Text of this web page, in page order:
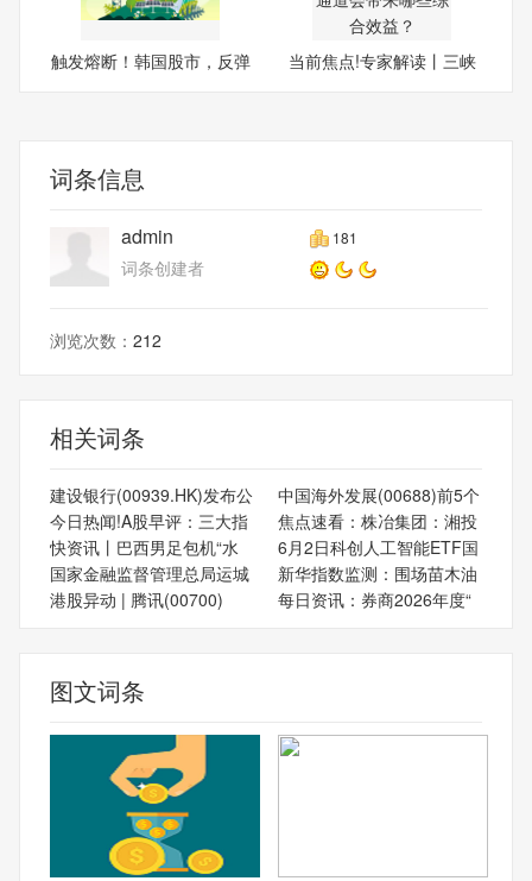
触发熔断！韩国股市，反弹
当前焦点!专家解读丨三峡
词条信息
admin 181
词条创建者
浏览次数： 212
相关词条
建设银行(00939.HK)发布公
中国海外发展(00688)前5个
今日热闻!A股早评：三大指
焦点速看：株冶集团：湘投
快资讯丨巴西男足包机“水
6月2日科创人工智能ETF国
国家金融监督管理总局运城
新华指数监测：围场苗木油
港股异动 | 腾讯(00700)
每日资讯：券商2026年度“
图文词条